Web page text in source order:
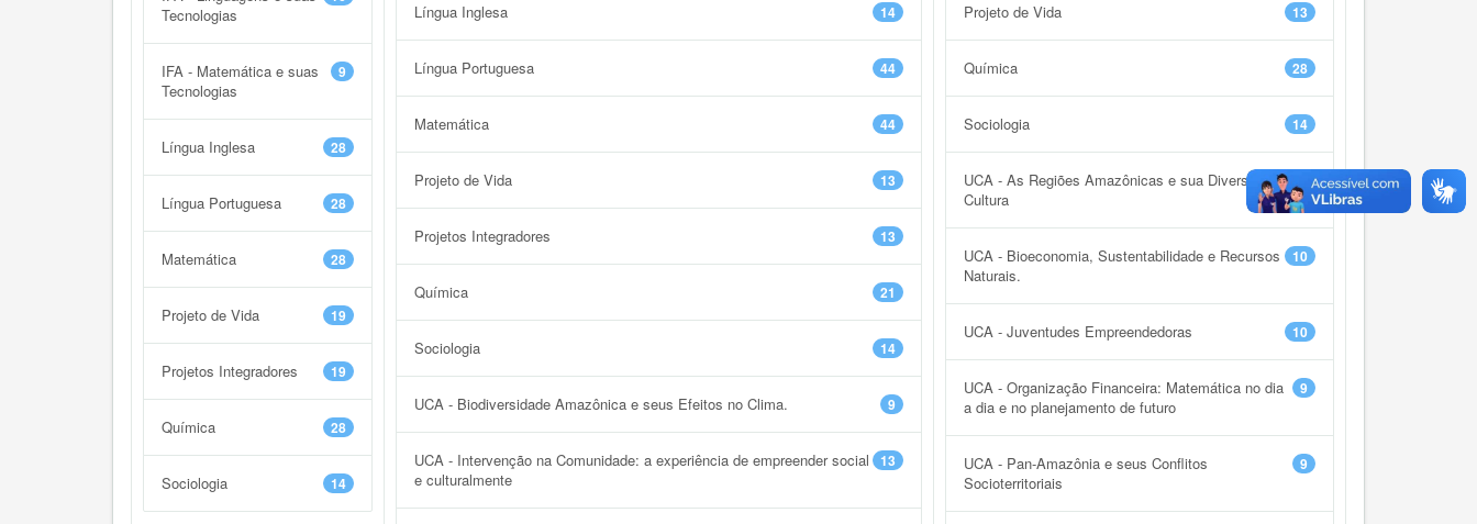
Tecnologias
9
IFA - Matemática e suas
Tecnologias
28
Língua Inglesa
28
Língua Portuguesa
28
Matemática
19
Projeto de Vida
19
Projetos Integradores
28
Química
14
Sociologia
14
Língua Inglesa
44
Língua Portuguesa
44
Matemática
13
Projeto de Vida
13
Projetos Integradores
21
Química
14
Sociologia
9
UCA - Biodiversidade Amazônica e seus Efeitos no Clima.
13
UCA - Intervenção na Comunidade: a experiência de empreender social
e culturalmente
13
Projeto de Vida
28
Química
14
Sociologia
UCA - As Regiões Amazônicas e sua Diversidade
Cultura
10
UCA - Bioeconomia, Sustentabilidade e Recursos
Naturais.
10
UCA - Juventudes Empreendedoras
9
UCA - Organização Financeira: Matemática no dia
a dia e no planejamento de futuro
9
UCA - Pan-Amazônia e seus Conflitos
Socioterritoriais